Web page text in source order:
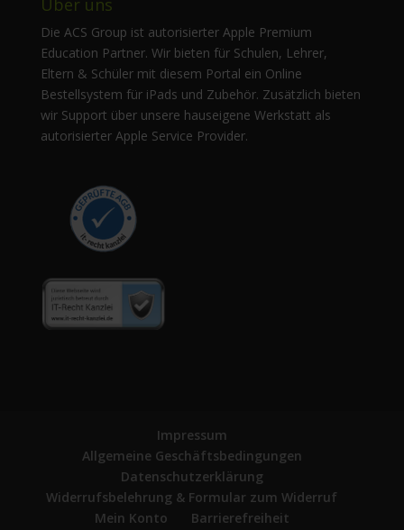
Die ACS Group ist autorisierter Apple Premium
Education Partner. Wir bieten für Schulen, Lehrer,
Eltern & Schüler mit diesem Portal ein Online
Bestellsystem für iPads und Zubehör. Zusätzlich bieten
wir Support über unsere hauseigene Werkstatt als
autorisierter Apple Service Provider.
Impressum
Allgemeine Geschäftsbedingungen
Datenschutzerklärung
Widerrufsbelehrung & Formular zum Widerruf
Mein Konto
Barrierefreiheit